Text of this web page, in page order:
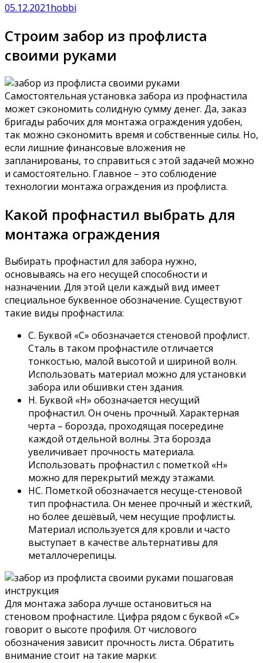
05.12.2021hobbi
Строим забор из профлиста
своими руками
Самостоятельная установка забора из профнастила
может сэкономить солидную сумму денег. Да, заказ
бригады рабочих для монтажа ограждения удобен,
так можно сэкономить время и собственные силы. Но,
если лишние финансовые вложения не
запланированы, то справиться с этой задачей можно
и самостоятельно. Главное – это соблюдение
технологии монтажа ограждения из профлиста.
Какой профнастил выбрать для
монтажа ограждения
Выбирать профнастил для забора нужно,
основываясь на его несущей способности и
назначении. Для этой цели каждый вид имеет
специальное буквенное обозначение. Существуют
такие виды профнастила:
С. Буквой «С» обозначается стеновой профлист.
Сталь в таком профнастиле отличается
тонкостью, малой высотой и шириной волн.
Использовать материал можно для установки
забора или обшивки стен здания.
Н. Буквой «Н» обозначается несущий
профнастил. Он очень прочный. Характерная
черта – борозда, проходящая посередине
каждой отдельной волны. Эта борозда
увеличивает прочность материала.
Использовать профнастил с пометкой «Н»
можно для перекрытий между этажами.
НС. Пометкой обозначается несуще-стеновой
тип профнастила. Он менее прочный и жёсткий,
но более дешёвый, чем несущие профлисты.
Материал используется для кровли и часто
выступает в качестве альтернативы для
металлочерепицы.
Для монтажа забора лучше остановиться на
стеновом профнастиле. Цифра рядом с буквой «С»
говорит о высоте профиля. От числового
обозначения зависит прочность листа. Обратить
внимание стоит на такие марки: